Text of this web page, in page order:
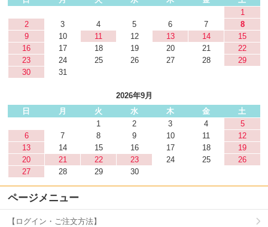
1
2
3 4 5 6 7
8
9
10 11 12 13 14
15
16
17 18 19 20 21
22
23
24 25 26 27 28
29
30
31
2026年9月
日
月 火 水 木 金
土
1
2 3 4
5
6
7 8 9 10 11
12
13
14 15 16 17 18
19
20
21 22 23 24 25
26
27
28 29 30
ページメニュー
【ログイン・ご注文方法】